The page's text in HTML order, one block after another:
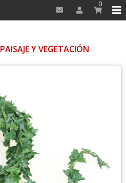
0
PAISAJE Y VEGETACIÓN